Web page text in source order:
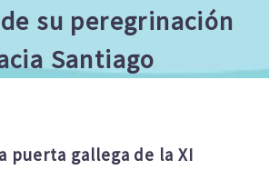
su peregrinación
Santiago
puerta gallega de la XI